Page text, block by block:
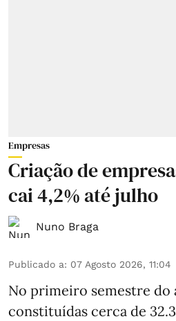
Empresas
Criação de
cai 4,2% até julho
Nuno Braga
Publicado a: 07 Agosto 2026, 11:04
No primeiro semestre do
constituídas cerca de